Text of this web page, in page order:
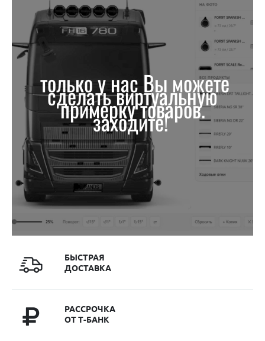
только у нас Вы можете
сделать виртуальную
примерку товаров.
заходите!
БЫСТРАЯ
ДОСТАВКА
РАССРОЧКА
ОТ Т-БАНК